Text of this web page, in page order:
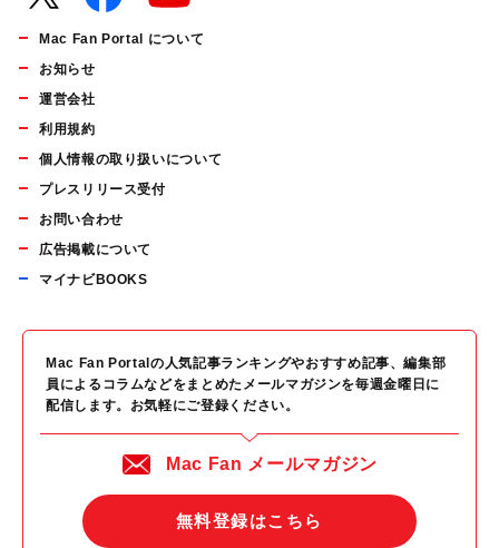
Mac Fan Portal について
お知らせ
運営会社
利用規約
個人情報の取り扱いについて
プレスリリース受付
お問い合わせ
広告掲載について
マイナビBOOKS
Mac Fan Portalの人気記事ランキングやおすすめ記事、編集部
員によるコラムなどをまとめたメールマガジンを毎週金曜日に
配信します。お気軽にご登録ください。
Mac Fan メールマガジン
無料登録はこちら